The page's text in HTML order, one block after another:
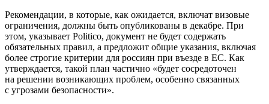
Рекомендации, в которые, как ожидается, включат визовые
ограничения, должны быть опубликованы в декабре. При
этом, указывает Politico, документ не будет содержать
обязательных правил, а предложит общие указания, включая
более строгие критерии для россиян при въезде в ЕС. Как
утверждается, такой план частично «будет сосредоточен
на решении возникающих проблем, особенно связанных
с угрозами безопасности».